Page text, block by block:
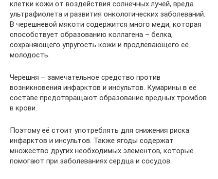
клетки кожи от воздействия солнечных лучей, вреда
ультрафиолета и развития онкологических заболеваний.
В черешневой мякоти содержится много меди, которая
способствует образованию коллагена – белка,
сохраняющего упругость кожи и продлевающего её
молодость.
Черешня – замечательное средство против
возникновения инфарктов и инсультов. Кумарины в её
составе предотвращают образование вредных тромбов
в крови.
Поэтому её стоит употреблять для снижения риска
инфарктов и инсультов. Также ягоды содержат
множество других необходимых элементов, которые
помогают при заболеваниях сердца и сосудов.